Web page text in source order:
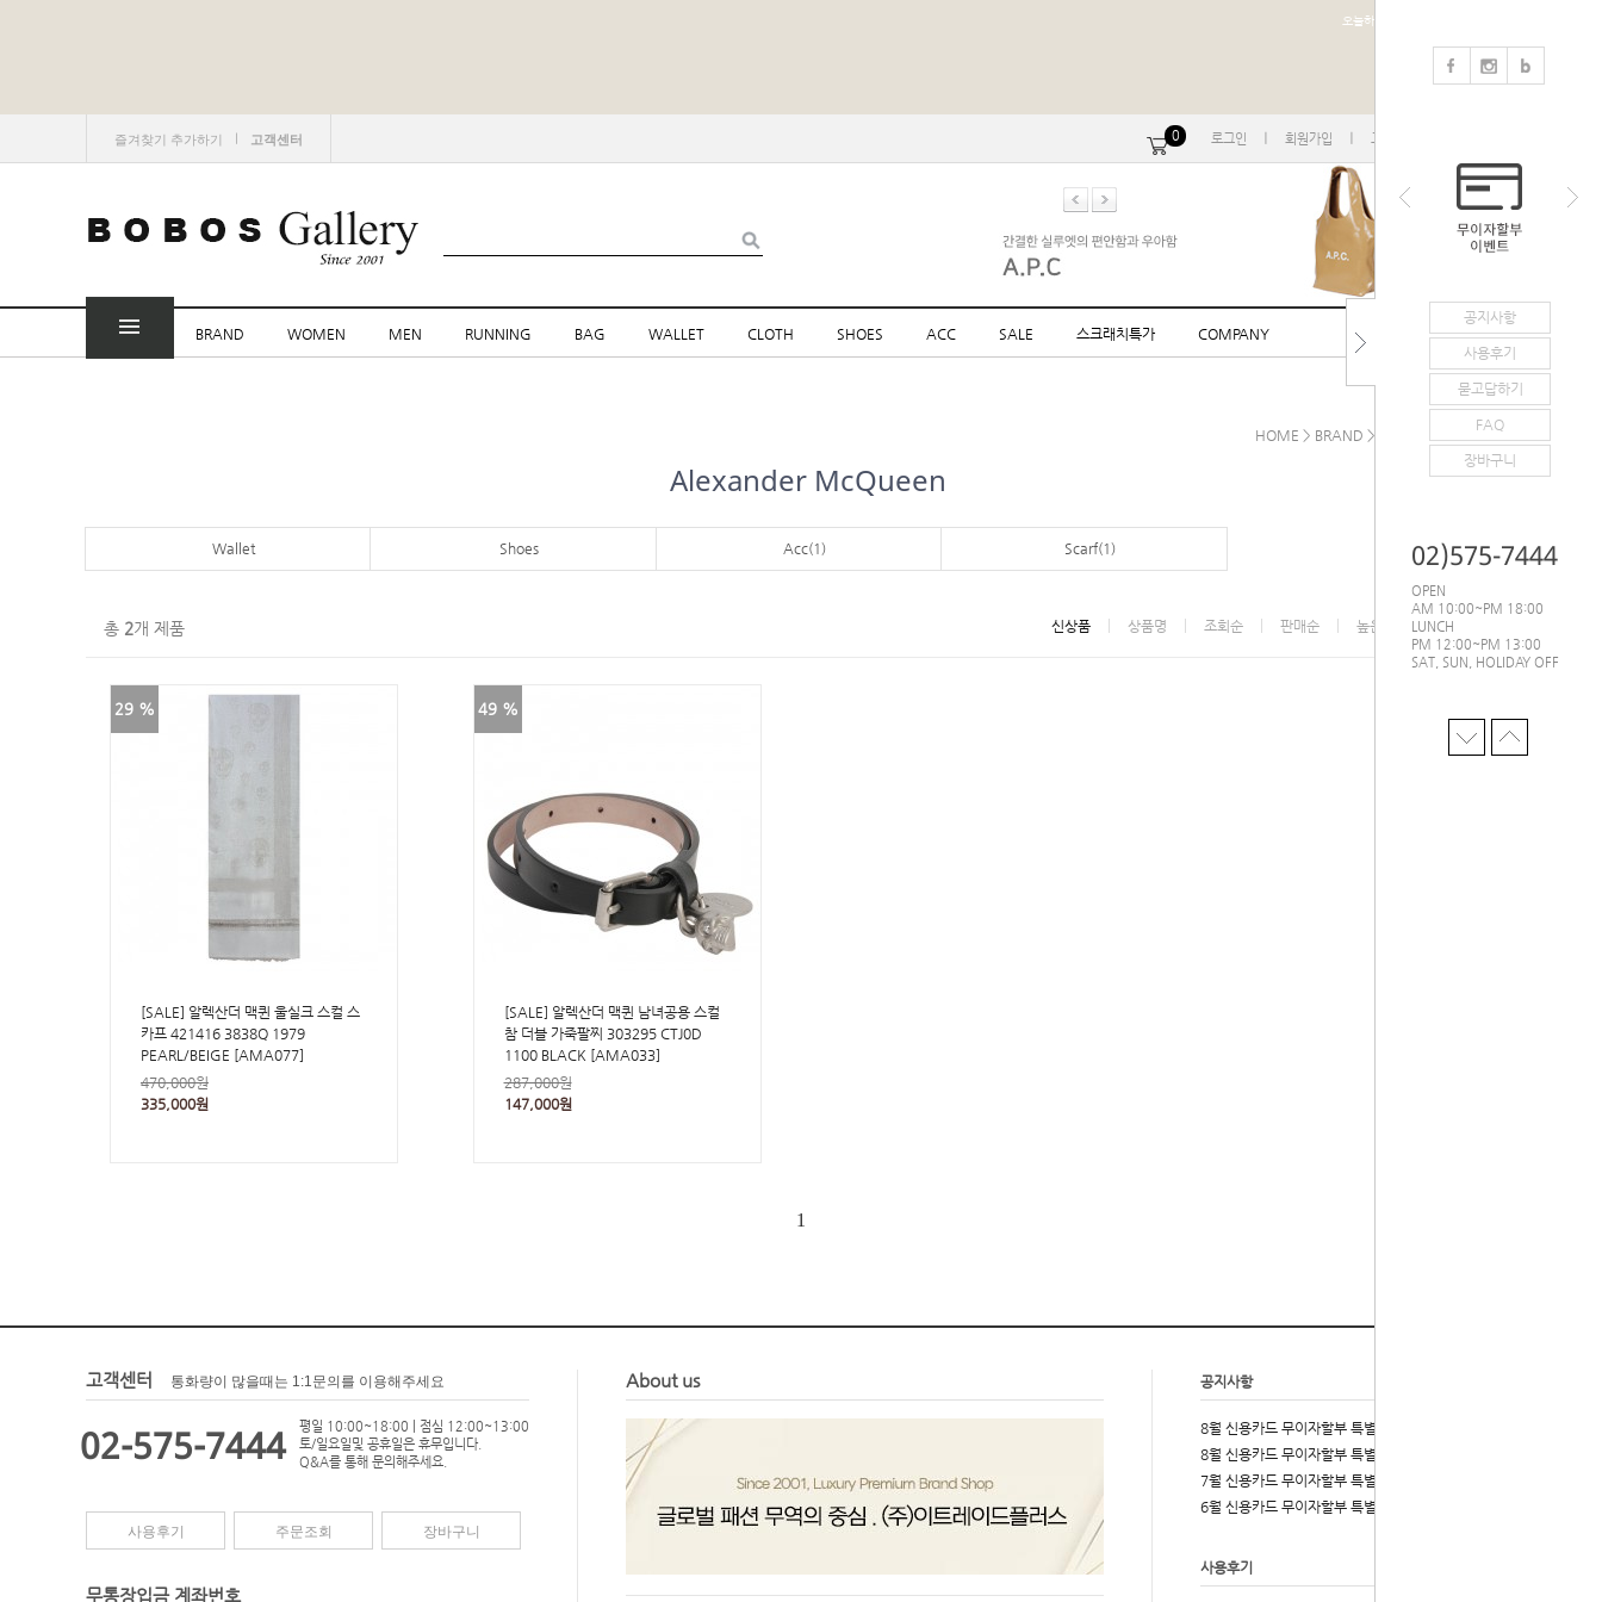
오늘하루 열지않음
즐겨찾기 추가하기 ㅣ 고객센터 0 로그인 회원가입 고객센터
BRAND WOMEN MEN RUNNING BAG WALLET CLOTH SHOES ACC SALE 스크래치특가 COMPANY
HOME > BRAND > Alexander McQueen
Alexander McQueen
Wallet Shoes Acc(1) Scarf(1)
총 2개 제품 신상품 상품명 조회순 판매순 높은가격 낮은가격
29 %
[SALE] 알렉산더 맥퀸 울실크 스컬 스
카프 421416 3838Q 1979
PEARL/BEIGE [AMA077]
470,000원
335,000원
49 %
[SALE] 알렉산더 맥퀸 남녀공용 스컬
참 더블 가죽팔찌 303295 CTJ0D
1100 BLACK [AMA033]
287,000원
147,000원
1
고객센터 통화량이 많을때는 1:1문의를 이용해주세요
02-575-7444
평일 10:00~18:00 | 점심 12:00~13:00
토/일요일및 공휴일은 휴무입니다.
Q&A를 통해 문의해주세요.
사용후기 주문조회 장바구니
무통장입금 계좌번호
About us 공지사항
8월 신용카드 무이자할부 특별 이벤트
8월 신용카드 무이자할부 특별 이벤트
7월 신용카드 무이자할부 특별 이벤트
6월 신용카드 무이자할부 특별 이벤트
사용후기
공지사항
사용후기
묻고답하기
FAQ
장바구니
02)575-7444
OPEN
AM 10:00~PM 18:00
LUNCH
PM 12:00~PM 13:00
SAT, SUN, HOLIDAY OFF